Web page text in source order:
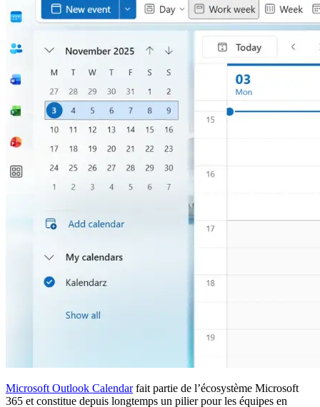
Microsoft Outlook Calendarfait partie de l’écosystème Microsoft
365 et constitue depuis longtemps un pilier pour les équipes en